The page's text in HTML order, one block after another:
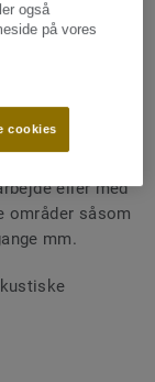
er tiltagende.
det rette gulv
arbejds- og
krav
eller med
såsom
mm.
også
på vores
cookies